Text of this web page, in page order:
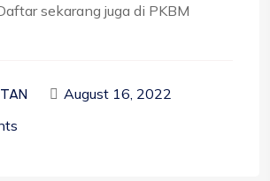
sekarang juga di PKBM
August 16, 2022